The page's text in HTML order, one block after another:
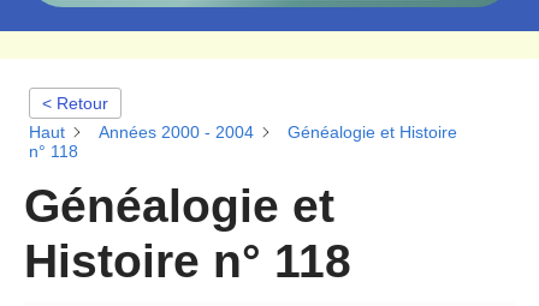
< Retour
Haut
Années 2000 - 2004
Généalogie et Histoire
n° 118
Généalogie et
Histoire n° 118